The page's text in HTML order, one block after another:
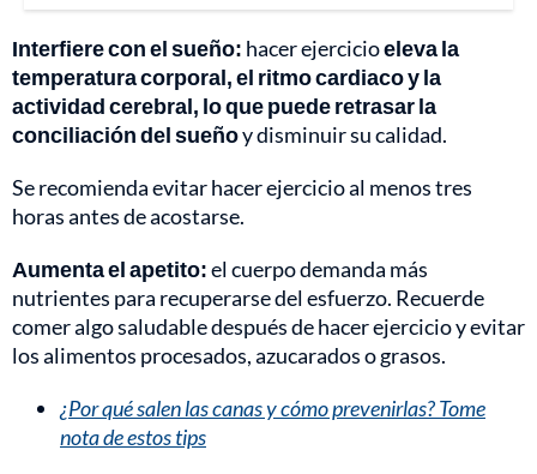
Interfiere con el sueño: hacer ejercicioeleva la
temperatura corporal, el ritmo cardiaco y la
actividad cerebral, lo que puede retrasar la
conciliación del sueñoy disminuir su calidad.
Se recomienda evitar hacer ejercicio al menos tres
horas antes de acostarse.
Aumenta el apetito:el cuerpo demanda más
nutrientes para recuperarse del esfuerzo. Recuerde
comer algo saludable después de hacer ejercicio y evitar
los alimentos procesados, azucarados o grasos.
¿Por qué salen las canas y cómo prevenirlas? Tome
nota de estos tips